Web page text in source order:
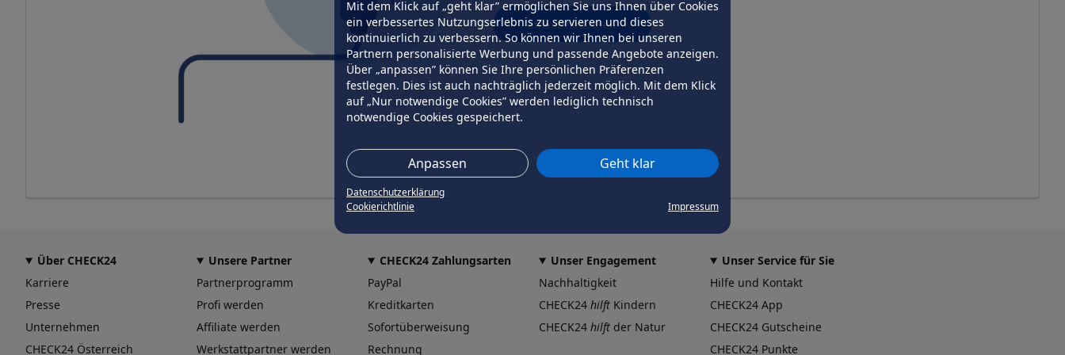
Mit dem Klick auf „geht klar” ermöglichen Sie uns Ihnen über Cookies
ein verbessertes Nutzungserlebnis zu servieren und dieses
kontinuierlich zu verbessern. So können wir Ihnen bei unseren
Partnern personalisierte Werbung und passende Angebote anzeigen.
Über „anpassen” können Sie Ihre persönlichen Präferenzen
festlegen. Dies ist auch nachträglich jederzeit möglich. Mit dem Klick
auf „Nur notwendige Cookies” werden lediglich technisch
notwendige Cookies gespeichert.
Anpassen Geht klar
Datenschutzerklärung
Cookierichtlinie
Impressum
erneut versuchen
Über CHECK24
Karriere
Presse
Unternehmen
CHECK24 Österreich
Unsere Partner
Partnerprogramm
Profi werden
Affiliate werden
Werkstattpartner werden
CHECK24 Zahlungsarten
PayPal
Kreditkarten
Sofortüberweisung
Rechnung
Unser Engagement
Nachhaltigkeit
CHECK24 hilft Kindern
CHECK24 hilft der Natur
Unser Service für Sie
Hilfe und Kontakt
CHECK24 App
CHECK24 Gutscheine
CHECK24 Punkte